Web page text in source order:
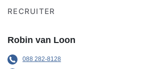
RECRUITER
Robin van Loon
088 282-8128